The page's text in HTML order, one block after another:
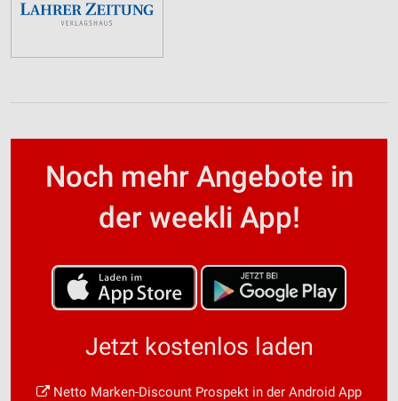
Noch mehr Angebote in
der weekli App!
Jetzt kostenlos laden
Netto Marken-Discount Prospekt in der Android App